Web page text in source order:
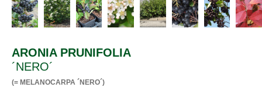
ARONIA PRUNIFOLIA
´NERO´
(= MELANOCARPA ´NERO´)